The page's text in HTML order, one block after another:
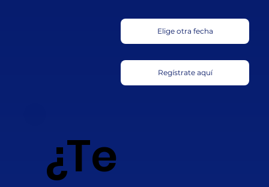
Elige otra fecha
Regístrate aquí
¿Te